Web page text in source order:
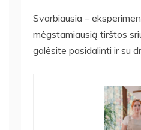
Svarbiausia –
mėgstamiausią tirštos
galėsite pasidalinti ir su